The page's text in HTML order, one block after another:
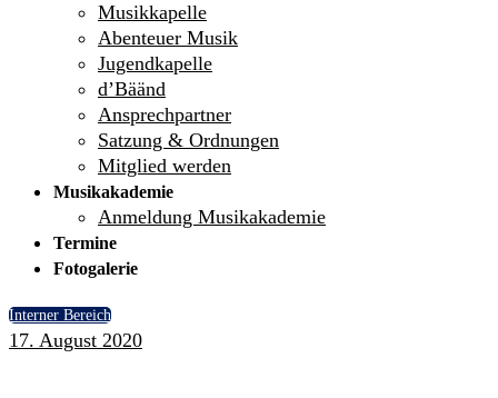
Musikkapelle
Abenteuer Musik
Jugendkapelle
d’Bäänd
Ansprechpartner
Satzung & Ordnungen
Mitglied werden
Musikakademie
Anmeldung Musikakademie
Termine
Fotogalerie
Interner Bereich
17. August 2020